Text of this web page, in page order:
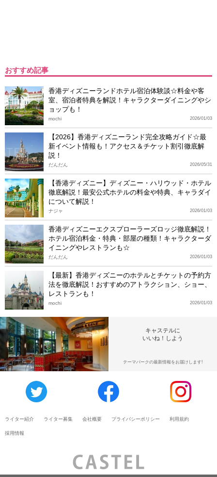
おすすめ記事
香港ディズニーランドホテル宿泊体験談☆料金や客
室、宿泊者特典を解説！キャラクターダイニングやシ
ョップも！
2026/01/03
mochi
【2026】香港ディズニーランド完全攻略ガイド☆最
新イベント情報も！アクセス＆チケット割引徹底解
説！
2026/05/31
だんだん
【香港ディズニー】ディズニー・ハリウッド・ホテル
徹底解説！最安公式ホテルの料金や特典、キャラダイ
について解説！
2026/01/03
ナジャ
香港ディズニーエクスプローラーズロッジ徹底解説！
ホテル宿泊料金・特典・部屋の種類！キャラクターダ
イニングやレストランも☆
2026/01/03
だんだん
【最新】香港ディズニーのホテルとチケットの予約方
法を徹底解説！おすすめのアトラクション、ショー、
レストランも！
2026/01/03
mochi
キャステルに
いいね！しよう
テーマパークの最新情報をお届けします!
ライター紹介 ライター募集 会社概要 プライバシーポリシー 利用規約
採用情報